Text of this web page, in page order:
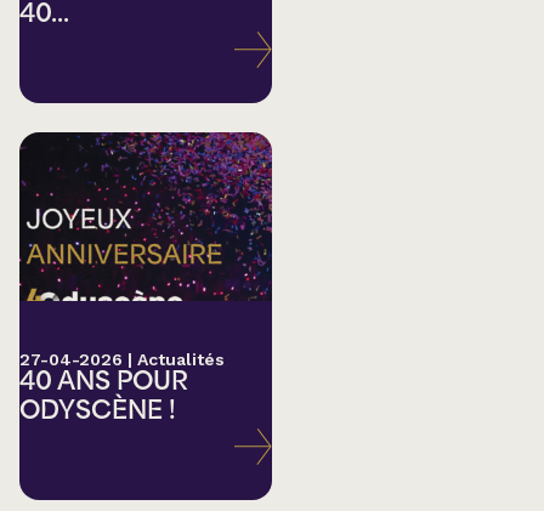
40...
27-04-2026 | Actualités
40 ANS POUR
ODYSCÈNE !